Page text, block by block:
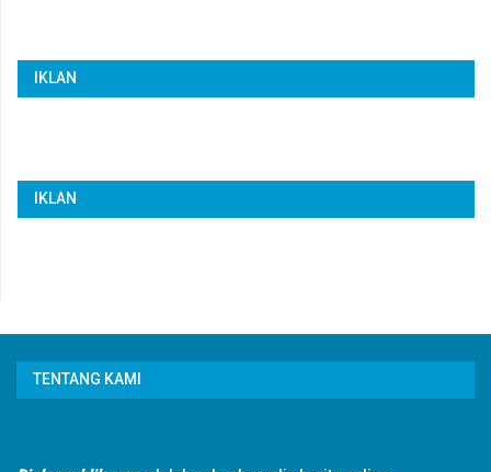
IKLAN
IKLAN
TENTANG KAMI